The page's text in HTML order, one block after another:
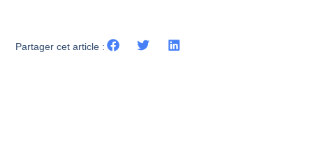
Partager cet article :